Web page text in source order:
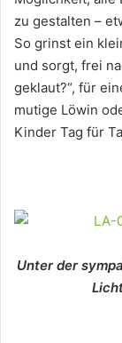
zu gestalten –
So grinst ein
und sorgt, frei
geklaut?“, für
mutige Löwin
Kinder Tag für
Unter der